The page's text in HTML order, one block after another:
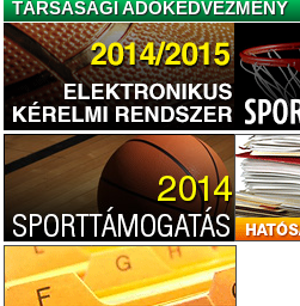
TÁRSASÁGI ADÓKEDVEZMÉNY